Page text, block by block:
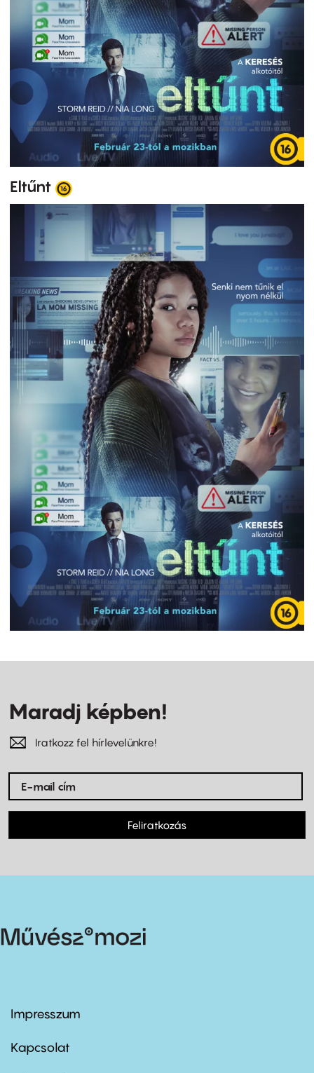
Eltűnt
Maradj képben!
Iratkozz fel hírlevelünkre!
Feliratkozás
Footer
first
Impresszum
Kapcsolat